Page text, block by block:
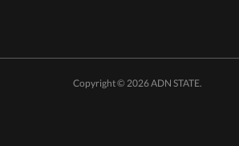
Copyright © 2026ADN STATE.